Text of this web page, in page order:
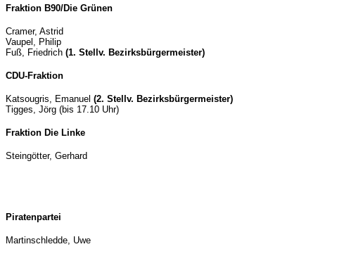
Fraktion B90/Die Grünen
Cramer, Astrid
Vaupel, Philip
Fuß, Friedrich (1. Stellv. Bezirksbürgermeister)
CDU-Fraktion
Katsougris, Emanuel (2. Stellv. Bezirksbürgermeister)
Tigges, Jörg (bis 17.10 Uhr)
Fraktion Die Linke
Steingötter, Gerhard
Piratenpartei
Martinschledde, Uwe